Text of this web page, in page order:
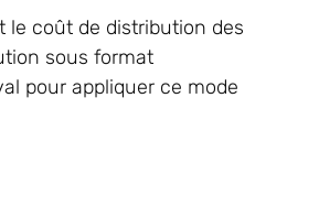
le coût de distribution des
sous format
pour appliquer ce mode